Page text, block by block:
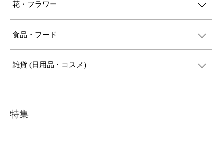
花・フラワー
食品・フード
雑貨 (日用品・コスメ)
特集